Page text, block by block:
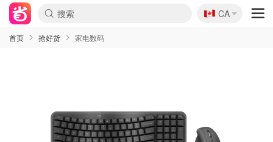
🇨🇦
CA
首页 抢好货 家电数码